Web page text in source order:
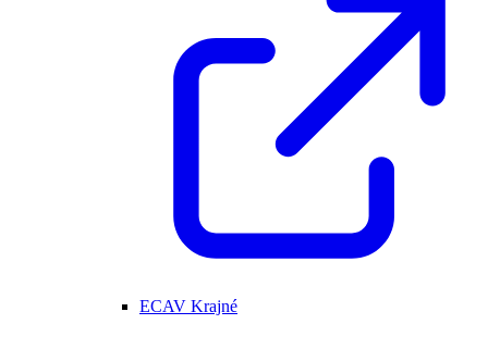
ECAV Krajné